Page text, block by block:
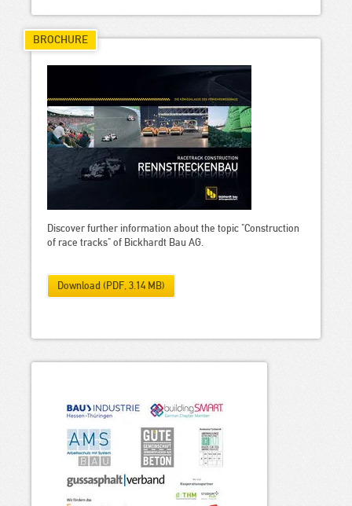
BROCHURE
Discover further information about the topic "Construction
of race tracks" of Bickhardt Bau AG.
Download (PDF, 3.14 MB)